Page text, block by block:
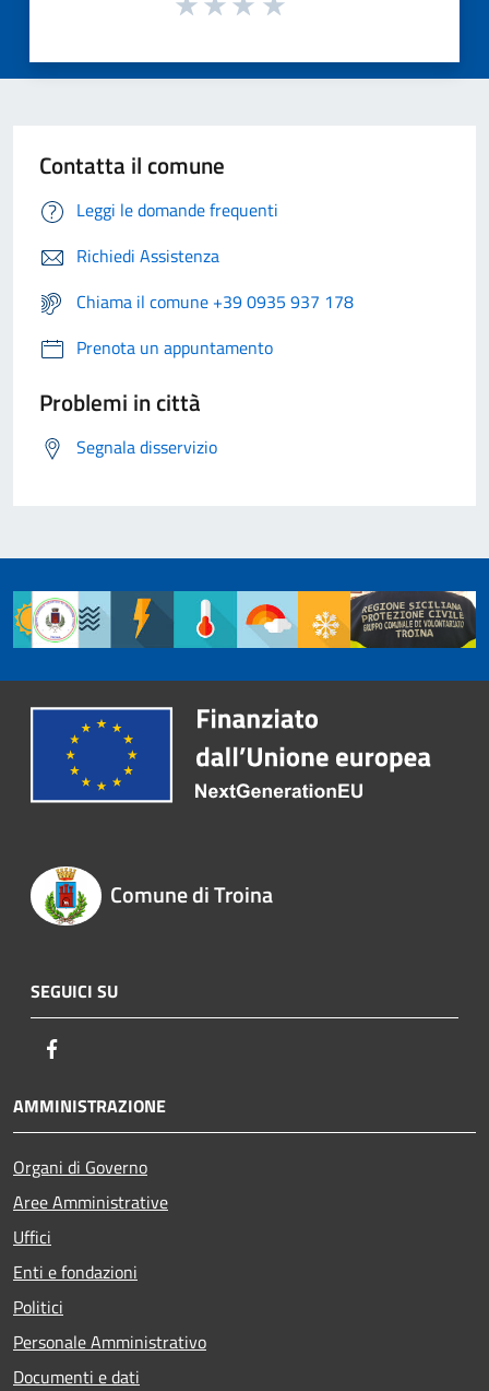
Contatta il comune
Leggi le domande frequenti
Richiedi Assistenza
Chiama il comune +39 0935 937 178
Prenota un appuntamento
Problemi in città
Segnala disservizio
Comune di Troina
SEGUICI SU
AMMINISTRAZIONE
Organi di Governo
Aree Amministrative
Uffici
Enti e fondazioni
Politici
Personale Amministrativo
Documenti e dati